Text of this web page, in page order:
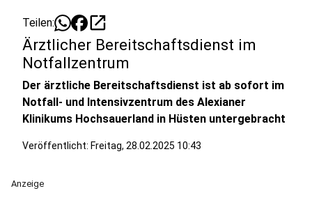
Teilen: open_in_new
Ärztlicher Bereitschaftsdienst im
Notfallzentrum
Der ärztliche Bereitschaftsdienst ist ab sofort im
Notfall- und Intensivzentrum des Alexianer
Klinikums Hochsauerland in Hüsten untergebracht
Veröffentlicht: Freitag, 28.02.2025 10:43
Anzeige